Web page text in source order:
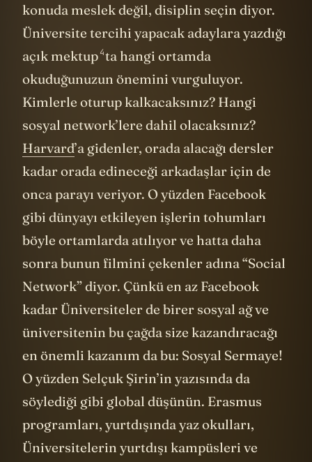
konuda meslek değil, disiplin seçin diyor.
Üniversite tercihi yapacak adaylara yazdığı
açık mektup4ta hangi ortamda
okuduğunuzun önemini vurguluyor.
Kimlerle oturup kalkacaksınız? Hangi
sosyal network’lere dahil olacaksınız?
Harvard’a gidenler, orada alacağı dersler
kadar orada edineceği arkadaşlar için de
onca parayı veriyor. O yüzden Facebook
gibi dünyayı etkileyen işlerin tohumları
böyle ortamlarda atılıyor ve hatta daha
sonra bunun filmini çekenler adına “Social
Network” diyor. Çünkü en az Facebook
kadar Üniversiteler de birer sosyal ağ ve
üniversitenin bu çağda size kazandıracağı
en önemli kazanım da bu: Sosyal Sermaye!
O yüzden Selçuk Şirin’in yazısında da
söylediği gibi global düşünün. Erasmus
programları, yurtdışında yaz okulları,
Üniversitelerin yurtdışı kampüsleri ve